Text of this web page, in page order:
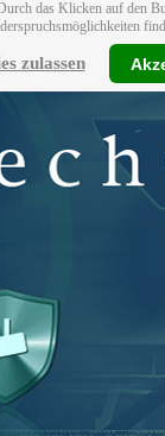
das Klicken auf den
zulassen